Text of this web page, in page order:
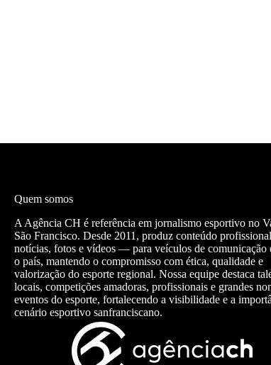
Quem somos
A Agência CH é referência em jornalismo esportivo no
São Francisco. Desde 2011, produz conteúdo
notícias, fotos e vídeos — para veículos de comunicação
o país, mantendo o compromisso com ética, qualidade e
valorização do esporte regional. Nossa equipe destaca
locais, competições amadoras, profissionais e grandes
eventos do esporte, fortalecendo a visibilidade e a
cenário esportivo sanfranciscano.